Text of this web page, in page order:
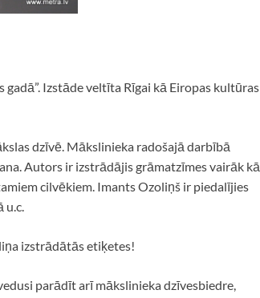
Izstāde veltīta Rīgai kā Eiropas kultūras
dzīvē. Mākslinieka radošajā darbībā
Autors ir izstrādājis grāmatzīmes vairāk kā
cilvēkiem. Imants Ozoliņš ir piedalījies
u.c.
izstrādātās etiķetes!
parādīt arī mākslinieka dzīvesbiedre,